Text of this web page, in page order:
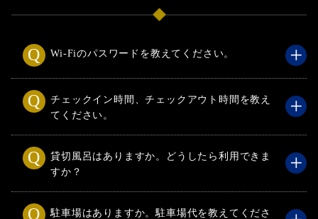
Wi-Fiのパスワードを教えてください。
チェックイン時間、チェックアウト時間を教え
てください。
貸切風呂はありますか。どうしたら利用できま
すか？
駐車場はありますか。駐車場代を教えてくださ